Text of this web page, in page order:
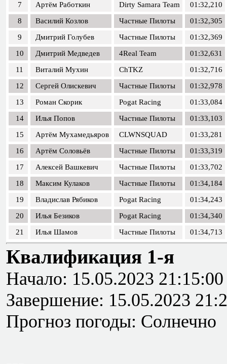
7
Артём Работкин Dirty Samara Team
01:32,210
8
Василий Козлов Частные Пилоты
01:32,305
9
Дмитрий Голубев Частные Пилоты
01:32,369
10
Дмитрий Медведев 4Real Team
01:32,631
11
Виталий Мухин ChTKZ
01:32,716
12
Сергей Олискевич Частные Пилоты
01:32,978
13
Роман Скорик Pogat Racing
01:33,084
14
Илья Попов Частные Пилоты
01:33,103
15
Артём Мухамедьяров CLWNSQUAD
01:33,281
16
Артём Соловьёв Частные Пилоты
01:33,319
17
Алексей Вашкевич Частные Пилоты
01:33,702
18
Максим Кулаков Частные Пилоты
01:34,184
19
Владислав Рябиков Pogat Racing
01:34,243
20
Илья Безиков Pogat Racing
01:34,340
21
Илья Шамов Частные Пилоты 01:34,713
Квалификация 1-я
Начало: 15.05.2023 21:15:00
Завершение: 15.05.2023
Прогноз погоды: Солнечно